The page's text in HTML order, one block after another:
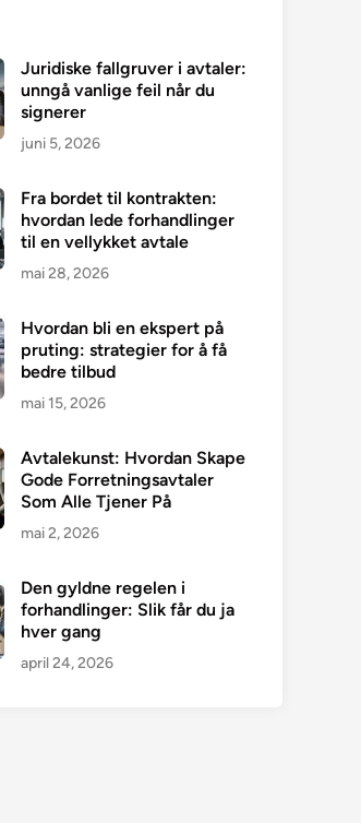
Juridiske fallgruver i avtaler:
unngå vanlige feil når du
signerer
juni 5, 2026
Fra bordet til kontrakten:
hvordan lede forhandlinger
til en vellykket avtale
mai 28, 2026
Hvordan bli en ekspert på
pruting: strategier for å få
bedre tilbud
mai 15, 2026
Avtalekunst: Hvordan Skape
Gode Forretningsavtaler
Som Alle Tjener På
mai 2, 2026
Den gyldne regelen i
forhandlinger: Slik får du ja
hver gang
april 24, 2026